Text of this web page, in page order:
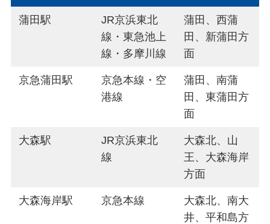
蒲田駅
JR京浜東北
線・東急池上
線・多摩川線
蒲田、西蒲
田、新蒲田方
面
京急蒲田駅
京急本線・空
港線
蒲田、南蒲
田、東蒲田方
面
大森駅
JR京浜東北
線
大森北、山
王、大森海岸
方面
大森海岸駅 京急本線
大森北、南大
井、平和島方